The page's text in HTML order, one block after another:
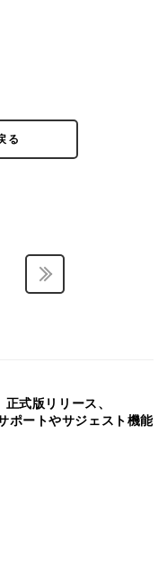
る
式版リリース、
ポートやサジェスト機能